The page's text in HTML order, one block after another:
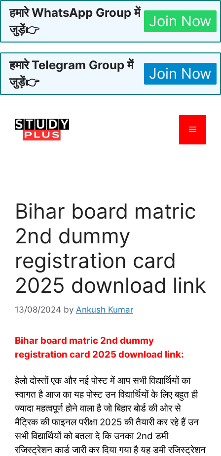
हमारे WhatsApp Group में
जुड़ें👉
Join Now
हमारे Telegram Group में
जुड़ें👉
Join Now
content
Menu
Bihar board matric
2nd dummy
registration card
2025 download link
13/08/2024 by Ankush Kumar
Bihar board matric 2nd dummy
registration card 2025 download link:
हेलो दोस्तों एक और नई पोस्ट में आप सभी विद्यार्थियों का
स्वागत है आज का यह पोस्ट उन विद्यार्थियों के लिए बहुत ही
ज्यादा महत्वपूर्ण होने वाला है जो बिहार बोर्ड की ओर से
मैट्रिक की फाइनल परीक्षा 2025 की तैयारी कर रहे हैं उन
सभी विद्यार्थियों को बतला दे कि उनका 2nd डमी
रजिस्ट्रेशन कार्ड जारी कर दिया गया है यह डमी रजिस्ट्रेशन